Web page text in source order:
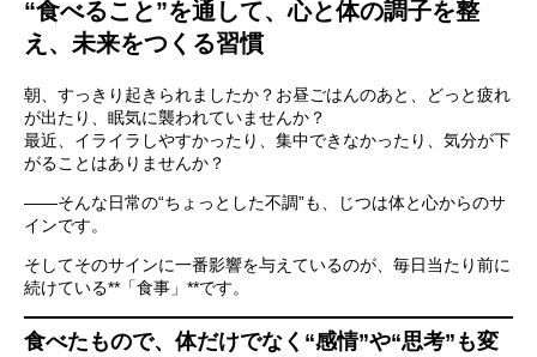
“食べること”を通して、心と体の調子を整
え、未来をつくる習慣
朝、すっきり起きられましたか？お昼ごはんのあと、どっと疲れ
が出たり、眠気に襲われていませんか？
最近、イライラしやすかったり、集中できなかったり、気分が下
がることはありませんか？
――そんな日常の“ちょっとした不調”も、じつは体と心からのサ
インです。
そしてそのサインに一番影響を与えているのが、毎日当たり前に
続けている**「食事」**です。
食べたもので、体だけでなく“感情”や“思考”も変